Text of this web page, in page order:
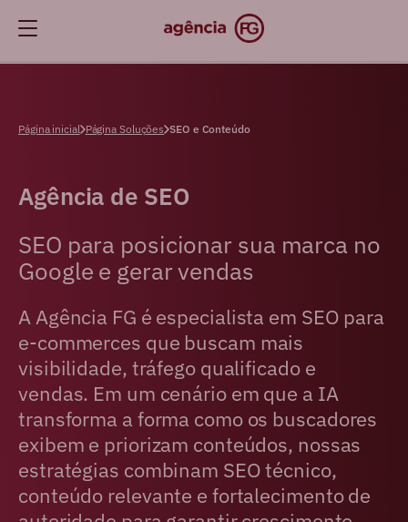
Página inicial Página Soluções SEO e Conteúdo
Agência de SEO
SEO para posicionar sua marca no
Google e gerar vendas
A Agência FG é especialista em SEO para
e-commerces que buscam mais
visibilidade, tráfego qualificado e
vendas. Em um cenário em que a IA
transforma a forma como os buscadores
exibem e priorizam conteúdos, nossas
estratégias combinam SEO técnico,
conteúdo relevante e fortalecimento de